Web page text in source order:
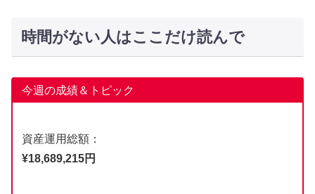
時間がない人はここだけ読んで
今週の成績＆トピック
資産運用総額：
¥18,689,215円